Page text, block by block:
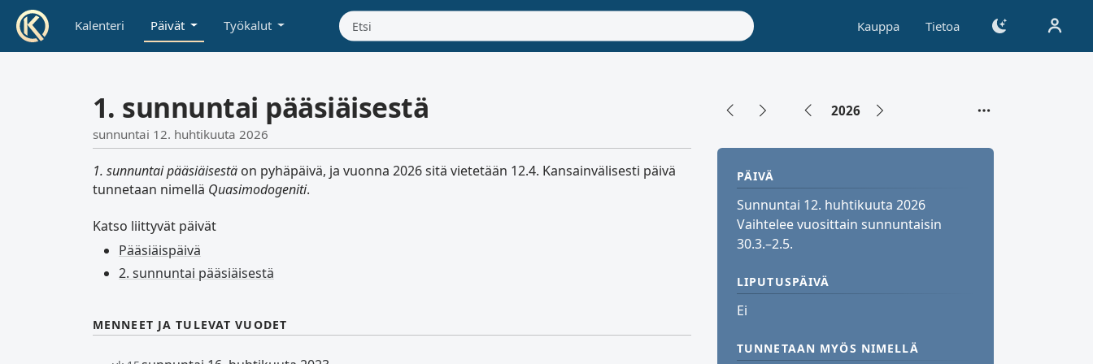
Kalenteri Päivät Työkalut Kauppa Tietoa
1. sunnuntai pääsiäisestä
sunnuntai 12. huhtikuuta 2026
2026
1. sunnuntai pääsiäisestä on pyhäpäivä, ja vuonna 2026 sitä vietetään 12.4. Kansainvälisesti päivä
tunnetaan nimellä Quasimodogeniti.
Katso liittyvät päivät
Pääsiäispäivä
2. sunnuntai pääsiäisestä
MENNEET JA TULEVAT VUODET
PÄIVÄ
Sunnuntai 12. huhtikuuta 2026
Vaihtelee vuosittain sunnuntaisin
30.3.–2.5.
LIPUTUSPÄIVÄ
Ei
TUNNETAAN MYÖS NIMELLÄ